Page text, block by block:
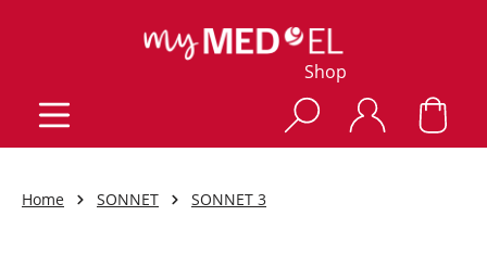
Shop
Home SONNET SONNET 3